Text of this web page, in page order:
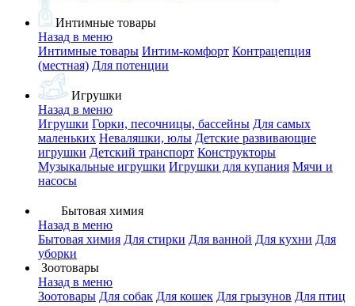
Интимные товары
Назад в меню
Интимные товары Интим-комфорт Контрацепция
(местная) Для потенции
Игрушки
Назад в меню
Игрушки Горки, песочницы, бассейны Для самых
маленьких Неваляшки, юлы Детские развивающие
игрушки Детский транспорт Конструкторы
Музыкальные игрушки Игрушки для купания Мячи и
насосы
Бытовая химия
Назад в меню
Бытовая химия Для стирки Для ванной Для кухни Для
уборки
Зоотовары
Назад в меню
Зоотовары Для собак Для кошек Для грызунов Для птиц